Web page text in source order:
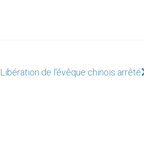
Libération de l'évêque chinois arrêté